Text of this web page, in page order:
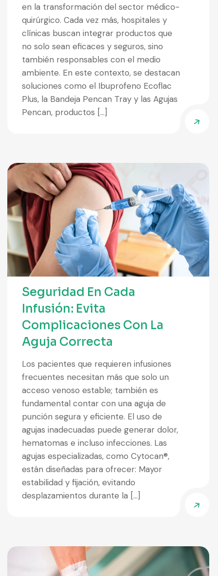
en la transformación del sector médico-
quirúrgico. Cada vez más, hospitales y
clínicas buscan integrar productos que
no solo sean eficaces y seguros, sino
también responsables con el medio
ambiente. En este contexto, se destacan
soluciones como el Ibuprofeno Ecoflac
Plus, la Bandeja Pencan Tray y las Agujas
Pencan, productos […]
Seguridad En Cada
Infusión: Evita
Complicaciones Con La
Aguja Correcta
Los pacientes que requieren infusiones
frecuentes necesitan más que solo un
acceso venoso estable; también es
fundamental contar con una aguja de
punción segura y eficiente. El uso de
agujas inadecuadas puede generar dolor,
hematomas e incluso infecciones. Las
agujas especializadas, como Cytocan®,
están diseñadas para ofrecer: Mayor
estabilidad y fijación, evitando
desplazamientos durante la […]